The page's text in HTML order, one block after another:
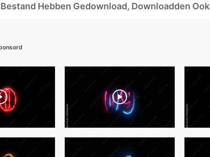
Hebben Gedownload, Downloadden Ook